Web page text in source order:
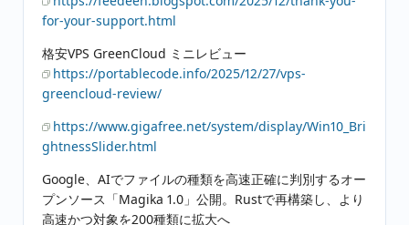
for-your-support.html
格安VPS GreenCloud ミニレビュー
https://portablecode.info/2025/12/27/vps-
greencloud-review/
https://www.gigafree.net/system/display/Win10_Bri
ghtnessSlider.html
Google、AIでファイルの種類を高速正確に判別するオー
プンソース「Magika 1.0」公開。Rustで再構築し、より
高速かつ対象を200種類に拡大へ